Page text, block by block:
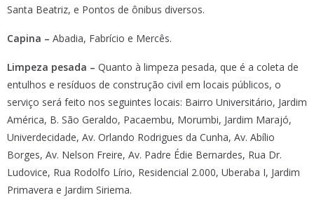
Santa Beatriz, e Pontos de ônibus diversos.
Capina – Abadia, Fabrício e Mercês.
Limpeza pesada – Quanto à limpeza pesada, que é a coleta de
entulhos e resíduos de construção civil em locais públicos, o
serviço será feito nos seguintes locais: Bairro Universitário, Jardim
América, B. São Geraldo, Pacaembu, Morumbi, Jardim Marajó,
Univerdecidade, Av. Orlando Rodrigues da Cunha, Av. Abílio
Borges, Av. Nelson Freire, Av. Padre Édie Bernardes, Rua Dr.
Ludovice, Rua Rodolfo Lírio, Residencial 2.000, Uberaba I, Jardim
Primavera e Jardim Siriema.